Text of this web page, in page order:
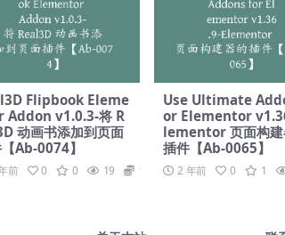
Flipbook Eleme
Addon v1.0.3-将 R
动画书添加到页面
Ab-0074】
前 0 0 19 19.9
Use Ultimate
or Elementor
lementor 页面构建
插件【Ab-0065】
2 年前 0 1